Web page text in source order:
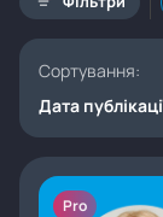
Сортування:
Дата
Pro